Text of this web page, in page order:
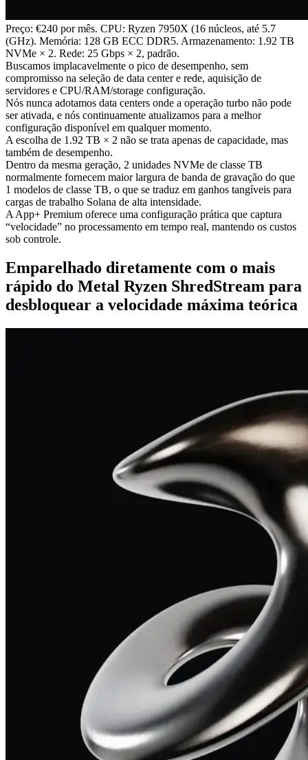
Preço: €240 por mês. CPU: Ryzen 7950X (16 núcleos, até 5.7
(GHz). Memória: 128 GB ECC DDR5. Armazenamento: 1.92 TB
NVMe × 2. Rede: 25 Gbps × 2, padrão.
Buscamos implacavelmente o pico de desempenho, sem
compromisso na seleção de data center e rede, aquisição de
servidores e CPU/RAM/storage configuração.
Nós nunca adotamos data centers onde a operação turbo não pode
ser ativada, e nós continuamente atualizamos para a melhor
configuração disponível em qualquer momento.
A escolha de 1.92 TB × 2 não se trata apenas de capacidade, mas
também de desempenho.
Dentro da mesma geração, 2 unidades NVMe de classe TB
normalmente fornecem maior largura de banda de gravação do que
1 modelos de classe TB, o que se traduz em ganhos tangíveis para
cargas de trabalho Solana de alta intensidade.
A App+ Premium oferece uma configuração prática que captura
“velocidade” no processamento em tempo real, mantendo os custos
sob controle.
Emparelhado diretamente com o mais
rápido do Metal Ryzen ShredStream para
desbloquear a velocidade máxima teórica